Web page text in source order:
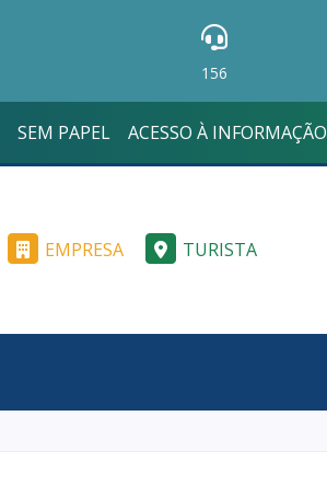
156
SEM PAPEL ACESSO À INFORMAÇÃO
EMPRESA TURISTA